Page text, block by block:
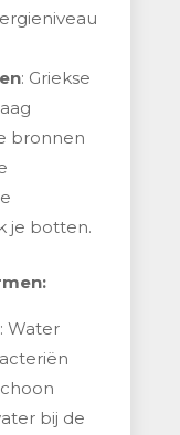
: Griekse
bronnen
je botten.
Water
bij de